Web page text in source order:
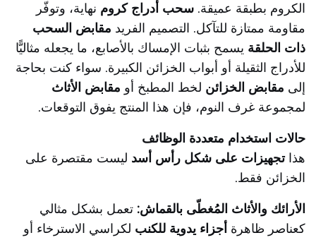
الكروم بطبقة عميقة. سحب أدراج كروم نهاية، وتوفّر
مقاومة ممتازة للتآكل. التصميم الفريد مقابض السحب
ذات الحلقة يسمح بثبات الإمساك بالأصابع، ما يجعله مثاليًّا
للأدراج الثقيلة أو أبواب الخزائن الكبيرة. سواء كنت بحاجة
إلى مقابض الخزائن لخط المطبخ أو مقابض الأثاث
لمجموعة غرف النوم، فإن هذا المنتج يفوق التوقعات.
حالات استخدام متعددة الوظائف
هذاتجهيزات على شكل رأس أسد ليست مقتصرة على
الخزائن فقط.
الأرائك والأثاث المُغطّى بالقماش: تعمل بشكل مثالي
كعناصر ظاهرة أجزاء يدوية للكنب لكراسي الاسترخاء أو